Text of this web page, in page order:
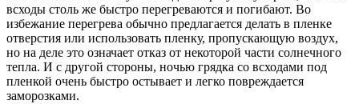
всходы столь же быстро перегреваются и погибают. Во
избежание перегрева обычно предлагается делать в пленке
отверстия или использовать пленку, пропускающую воздух,
но на деле это означает отказ от некоторой части солнечного
тепла. И с другой стороны, ночью грядка со всходами под
пленкой очень быстро остывает и легко повреждается
заморозками.